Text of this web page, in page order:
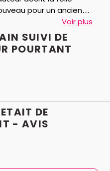
pour un ancien
Et plus rien ne compte
les lie, alors que la
l'un et l'autre. Ce texte
un chef d'oeuvre du
d'un fait divers, est une
au travers de l'histoire
unis et
et dont le bonheur
bêtise crasse d'une
Voir plus
SUIVI DE
POURTANT
DE
- AVIS